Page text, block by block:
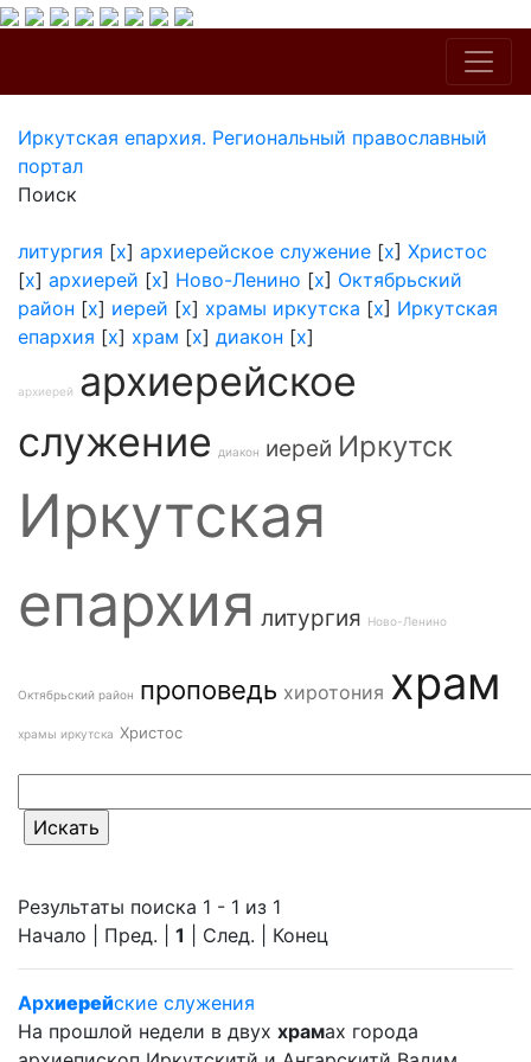
Иркутская епархия. Региональный православный
портал
Поиск
литургия [x] архиерейское служение [x] Христос
[x] архиерей [x] Ново-Ленино [x] Октябрьский
район [x] иерей [x] храмы иркутска [x] Иркутская
епархия [x] храм [x] диакон [x]
архиерей архиерейское
служение
диакон иерей Иркутск
Иркутская
епархия литургия Ново-Ленино
Октябрьский район проповедь хиротония храм
храмы иркутска Христос
Результаты поиска 1 - 1 из 1
Начало | Пред. | 1 | След. | Конец
Архиерейские служения
На прошлой недели в двух храмах города